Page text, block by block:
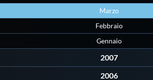
Marzo
Febbraio
Gennaio
2007
2006